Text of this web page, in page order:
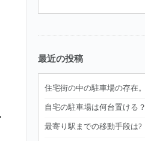
最近の投稿
住宅街の中の駐車場の存在。
自宅の駐車場は何台置ける？
最寄り駅までの移動手段は?